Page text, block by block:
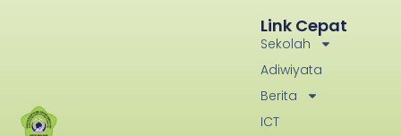
Link Cepat
Sekolah
Adiwiyata
Berita
ICT